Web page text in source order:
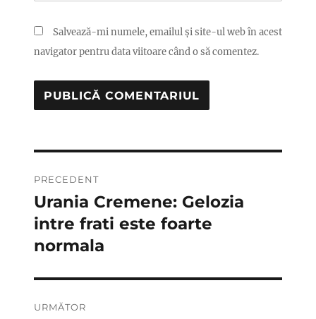
Salvează-mi numele, emailul și site-ul web în acest
navigator pentru data viitoare când o să comentez.
în
articole
PRECEDENT
Articolul
anterior:
Urania Cremene: Gelozia
intre frati este foarte
normala
URMĂTOR